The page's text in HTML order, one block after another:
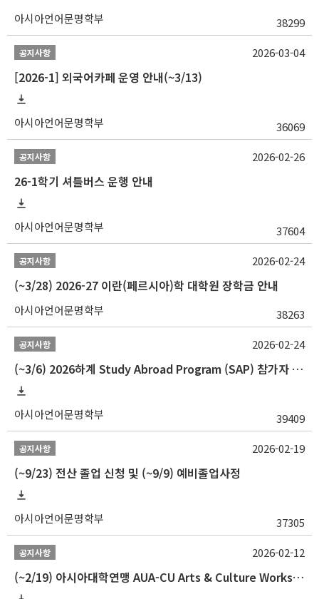
아시아언어문명학부 38299
공지사항
[2026-1] 외국어카페 운영 안내(~3/13)
아시아언어문명학부 36069
2026-03-04
공지사항
26-1학기 셔틀버스 운행 안내
아시아언어문명학부 37604
2026-02-26
공지사항
(~3/28) 2026-27 이란(페르시아)학 대학원 장학금 안내
아시아언어문명학부 38263
2026-02-24
공지사항
(~3/6) 2026하계 Study Abroad Program (SAP) 참가자 모집 안내
아시아언어문명학부 39409
2026-02-24
공지사항
(~9/23) 전산 졸업 신청 및 (~9/9) 예비졸업사정
아시아언어문명학부 37305
2026-02-19
공지사항
(~2/19) 아시아대학연맹 AUA-CU Arts & Culture Workshop Camp 2026 참가자 선발 안내
2026-02-12